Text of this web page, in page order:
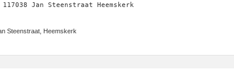
Jan Steenstraat Heemskerk
Steenstraat, Heemskerk